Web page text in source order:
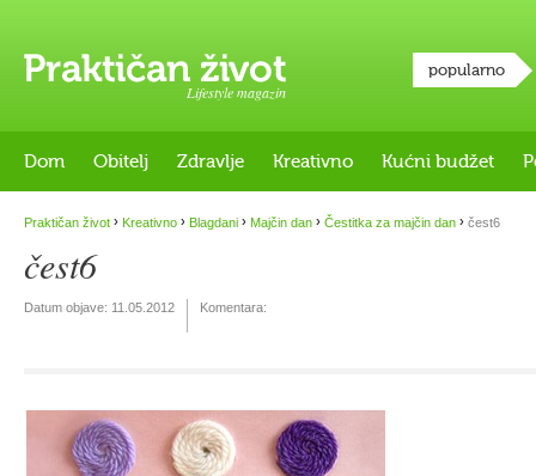
Lifestyle magazin
popularno
Dom Obitelj Zdravlje Kreativno Kućni budžet
Praktičan život › Kreativno › Blagdani › Majčin dan › Čestitka za majčin dan › čest6
čest6
Datum objave: 11.05.2012 Komentara: